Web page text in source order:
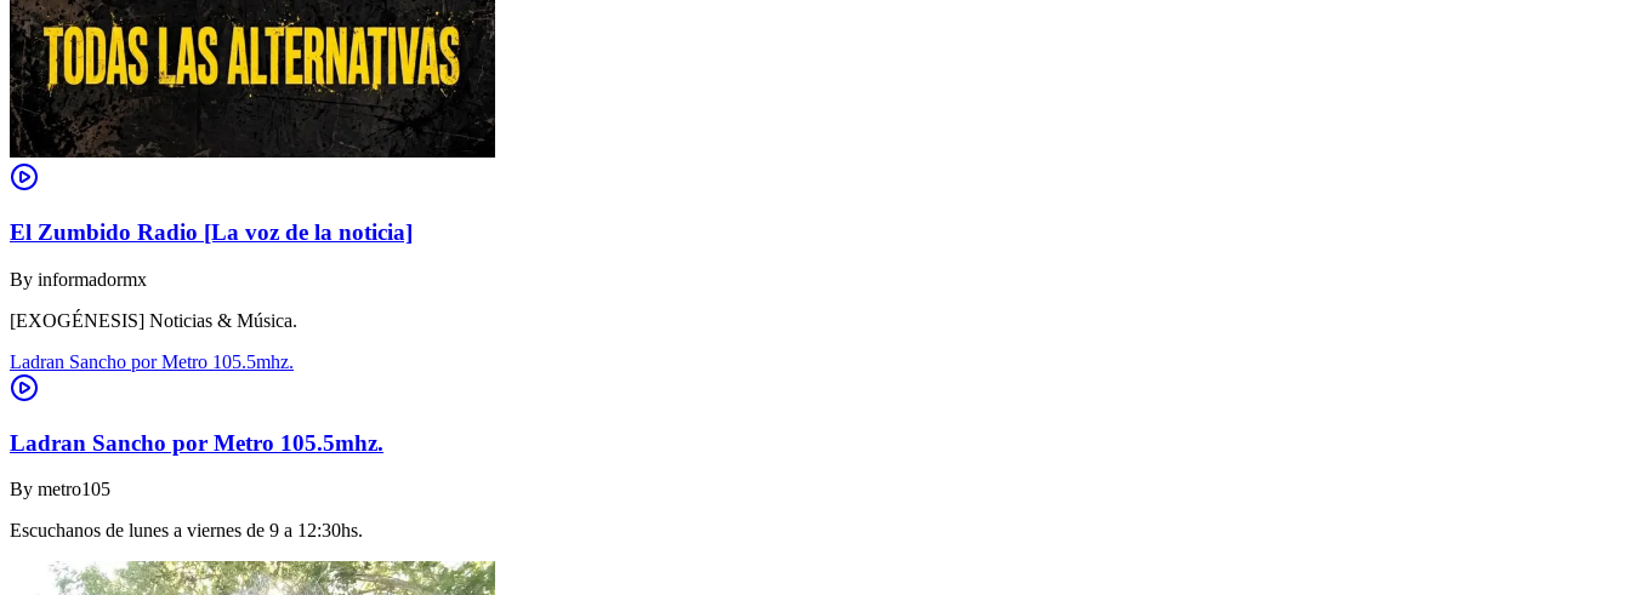
El Zumbido Radio [La voz de la noticia]
By informadormx
[EXOGÉNESIS] Noticias & Música.
Ladran Sancho por Metro 105.5mhz.
Ladran Sancho por Metro 105.5mhz.
By metro105
Escuchanos de lunes a viernes de 9 a 12:30hs.